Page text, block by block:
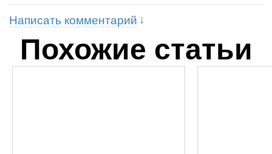
Написать комментарий
Похожие статьи